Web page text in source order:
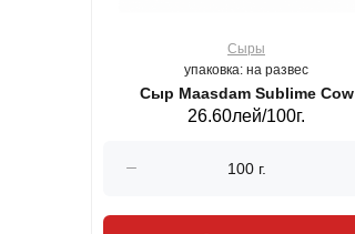
Сыры
упаковка: на развес
Сыр Maasdam Sublime Cow
26.60лей/100г.